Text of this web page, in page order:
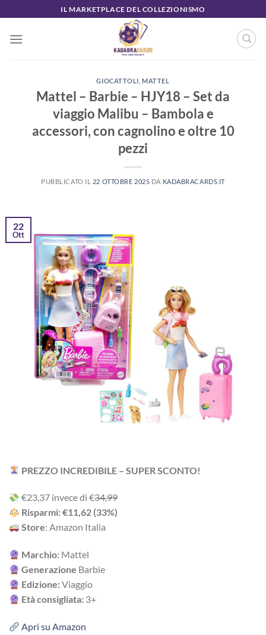
ai
contenuti
IL MARKETPLACE DEL COLLEZIONISMO
GIOCATTOLI ,MATTEL
Mattel – Barbie – HJY18 – Set da
viaggio Malibu – Bambola e
accessori, con cagnolino e oltre 10
pezzi
PUBBLICATO IL 22 OTTOBRE 2025 DA KADABRACARDS.IT
22
Ott
PREZZO INCREDIBILE – SUPER SCONTO!
‎€23,37 i‎nv‎ec‎e ‎di‎ €34,99
R‎is‎pa‎rmi: €11,62 (33%)
Store: Amazon Italia
Marchio: Mattel
Generazione Barbie
Edizione:Viaggio
Età consigliata: 3+
Apri su Amazon